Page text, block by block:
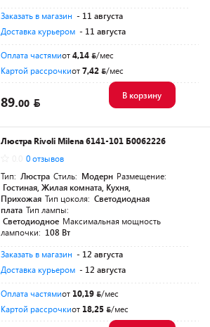
Заказать в магазин - 11 августа
Доставка курьером - 11 августа
Оплата частямиот4,14
/мес
Картой рассрочкиот7,42 /мес
89.00
В корзину
Люстра Rivoli Milena 6141-101 Б0062226
0 отзывов
Тип: Люстра Стиль: Модерн Размещение:
Гостиная, Жилая комната, Кухня,
Прихожая Тип цоколя: Светодиодная
плата Тип лампы:
Светодиодное Максимальная мощность
лампочки: 108 Вт
Заказать в магазин - 12 августа
Доставка курьером - 12 августа
Оплата частямиот 10,19
/мес
Картой рассрочкиот 18,25 /мес